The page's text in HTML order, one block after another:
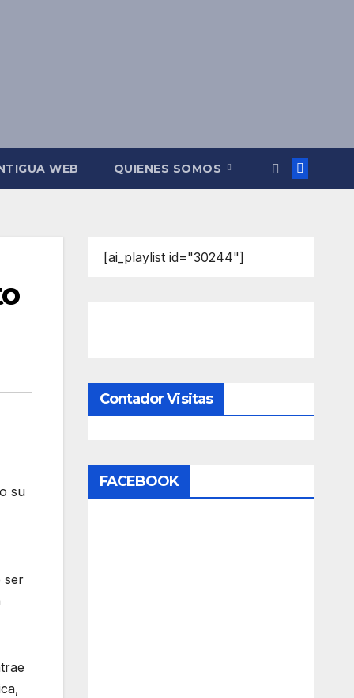
WEB QUIENES SOMOS
su
ser
[ai_playlist id="30244"]
Contador Visitas
FACEBOOK